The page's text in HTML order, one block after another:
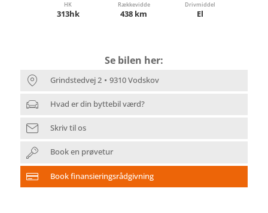
HK
313hk
Rækkevidde
438 km
Drivmiddel
El
Se bilen her:
Grindstedvej 2 9310 Vodskov
Hvad er din byttebil værd?
Skriv til os
Book en prøvetur
Book finansieringsrådgivning